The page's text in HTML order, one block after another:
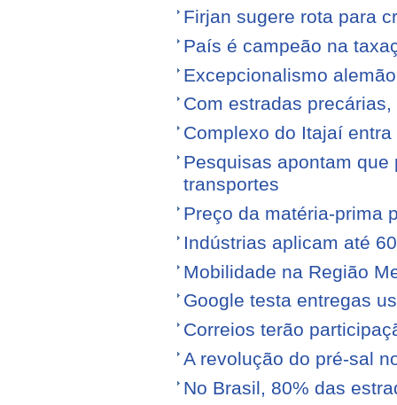
Firjan sugere rota para
País é campeão na
Excepcionalismo alemão
Com estradas
Complexo do Itajaí
Pesquisas apontam
transportes
Preço da matéria-prima
Indústrias aplicam até
Mobilidade na Região
Google testa entregas
Correios terão
A revolução do pré-sal
No Brasil, 80% das